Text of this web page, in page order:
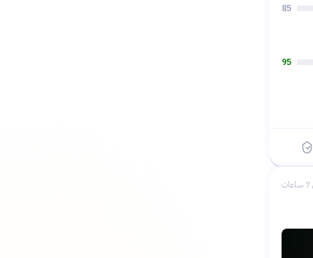
85
95